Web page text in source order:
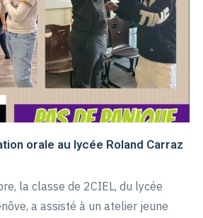
orale au lycée Roland Carraz
la classe de 2CIEL, du lycée
a assisté à un atelier jeune